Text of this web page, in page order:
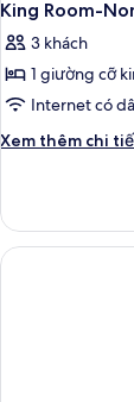
King Room-
3 khách
1 giường cỡ
Internet có
Xem thêm chi
Chi
King
Room-
Non-